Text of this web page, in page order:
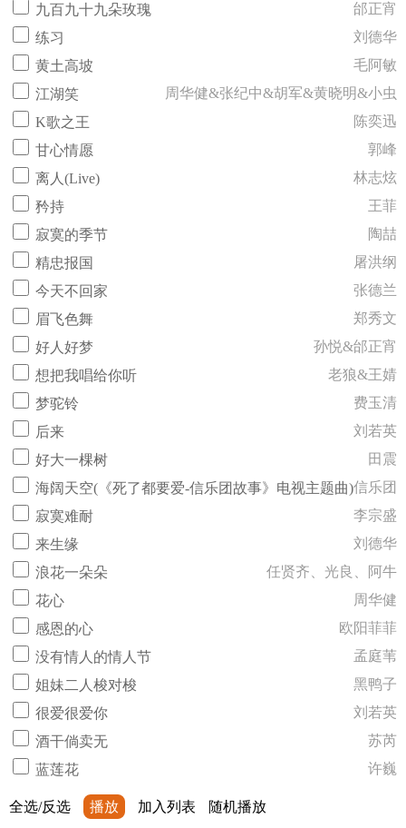
九百九十九朵玫瑰
邰正宵
练习
刘德华
黄土高坡
毛阿敏
江湖笑
周华健&张纪中&胡军&黄晓明&小虫
K歌之王
陈奕迅
甘心情愿
郭峰
离人(Live)
林志炫
矜持
王菲
寂寞的季节
陶喆
精忠报国
屠洪纲
今天不回家
张德兰
眉飞色舞
郑秀文
好人好梦
孙悦&邰正宵
想把我唱给你听
老狼&王婧
梦驼铃
费玉清
后来
刘若英
好大一棵树
田震
海阔天空(《死了都要爱-信乐团故事》电视主题曲)信乐团
寂寞难耐
李宗盛
来生缘
刘德华
浪花一朵朵
任贤齐、光良、阿牛
花心
周华健
感恩的心
欧阳菲菲
没有情人的情人节
孟庭苇
姐妹二人梭对梭
黑鸭子
很爱很爱你
刘若英
酒干倘卖无
苏芮
蓝莲花
许巍
全选/反选 播放 加入列表 随机播放